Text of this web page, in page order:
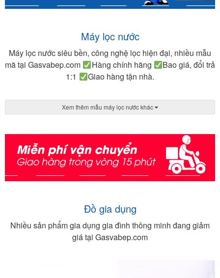
Máy lọc nước
Máy lọc nước siêu bền, công nghệ lọc hiện đại, nhiều mẫu
mã tại Gasvabep.com
Hàng chính hãng
Bao giá, đổi trả
1:1
Giao hàng tận nhà.
Xem thêm mẫu máy lọc nước khác
Đồ gia dụng
Nhiều sản phẩm gia dụng gia đình thông minh đang giảm
giá tại Gasvabep.com